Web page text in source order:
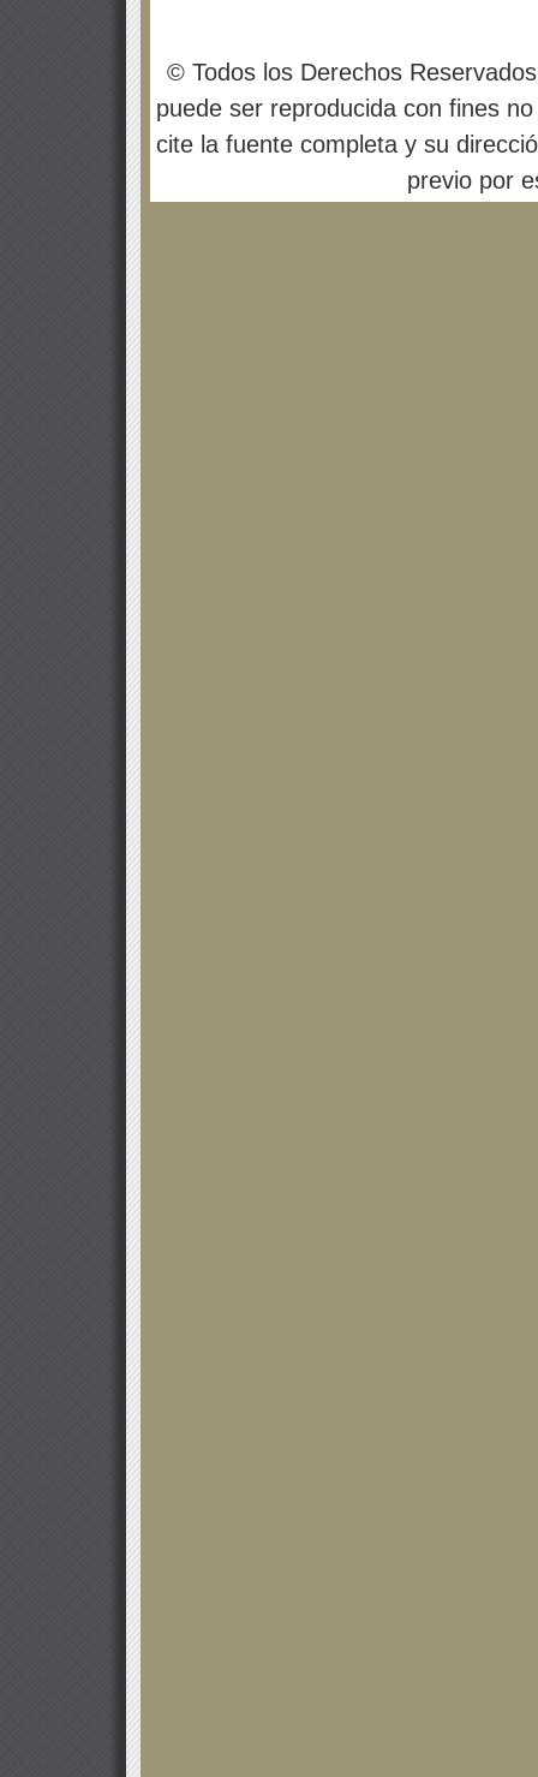
© Todos los Derechos
puede ser reproducida con fines
cite la fuente completa y su
previo por